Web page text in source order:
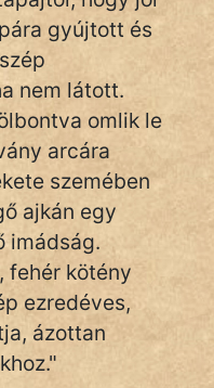
gyújtott és
nem látott.
omlik le
arcára
szemében
ajkán egy
imádság.
fehér kötény
ezredéves,
ázottan